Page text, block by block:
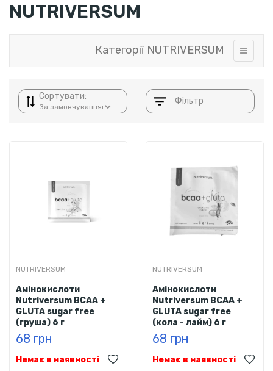
NUTRIVERSUM
Категорії NUTRIVERSUM
Сортувати: Фільтр
NUTRIVERSUM
Амінокислоти
Nutriversum BCAA +
GLUTA sugar free
(груша) 6 г
68 грн
Немає в наявності
NUTRIVERSUM
Амінокислоти
Nutriversum BCAA +
GLUTA sugar free
(кола - лайм) 6 г
68 грн
Немає в наявності